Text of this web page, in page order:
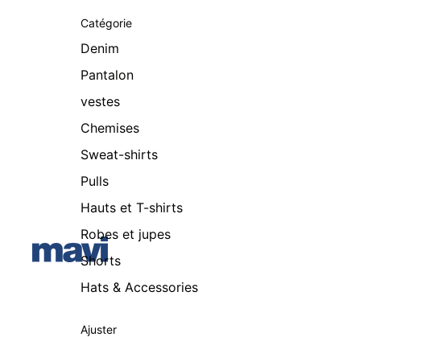
Catégorie
Denim
Pantalon
vestes
Chemises
Sweat-shirts
Pulls
Hauts et T-shirts
Robes et jupes
Shorts
Hats & Accessories
Ajuster